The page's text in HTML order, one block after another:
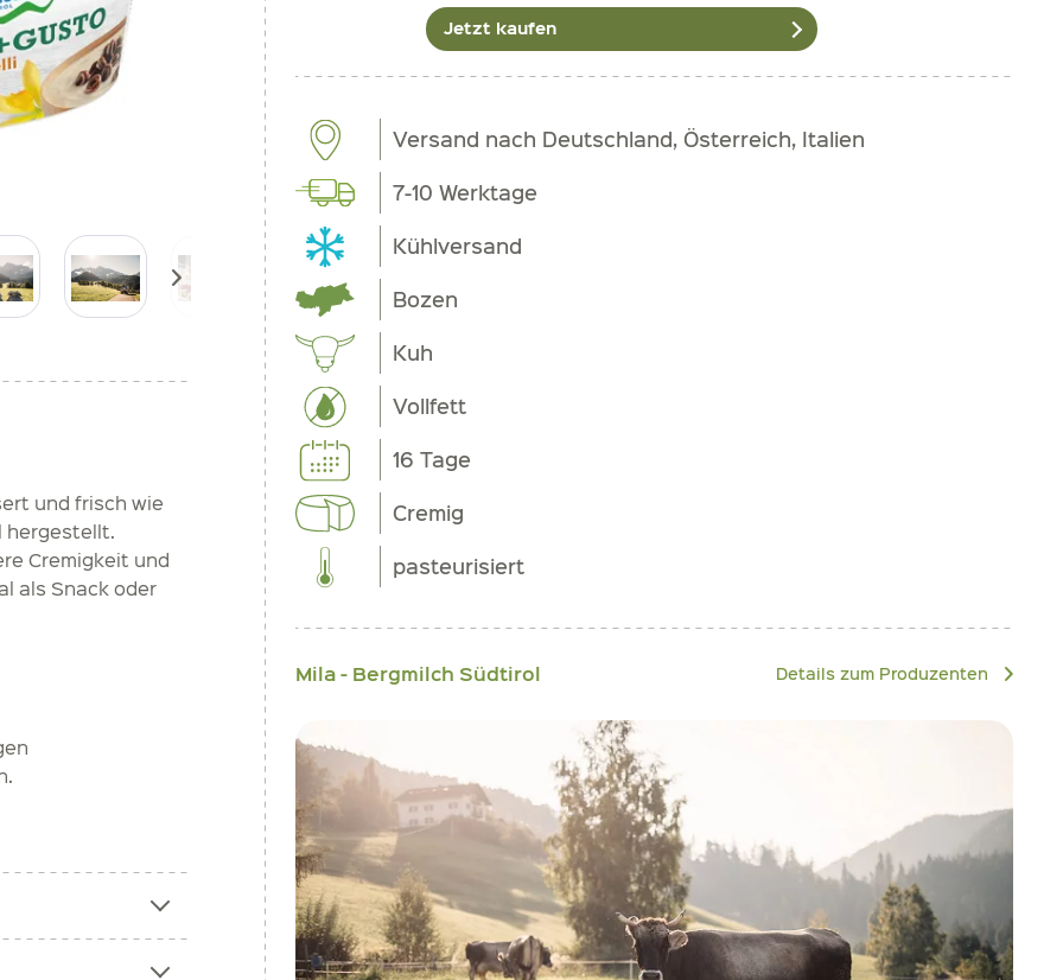
und frisch wie
hergestellt.
Cremigkeit und
als Snack oder
Jetzt kaufen
Versand nach Deutschland, Österreich, Italien
7-10 Werktage
Kühlversand
Bozen
Kuh
Vollfett
16 Tage
Cremig
pasteurisiert
Mila - Bergmilch Südtirol Details zum Produzenten